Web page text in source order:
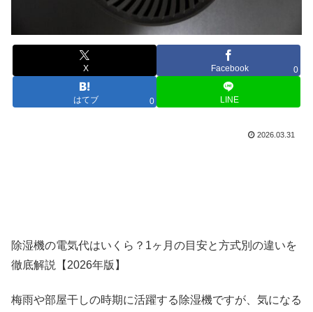
X Facebook 0
はてブ 0 LINE
2026.03.31
除湿機の電気代はいくら？1ヶ月の目安と方式別の違いを
徹底解説【2026年版】
梅雨や部屋干しの時期に活躍する除湿機ですが、気になる